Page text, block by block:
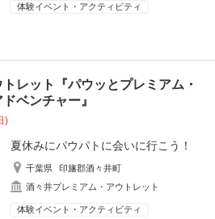
体験イベント・アクティビティ
レット『パウッとプレミアム・
ベンチャー』
)
夏休みにパウパトに会いに行こう！
千葉県
印旛郡酒々井町
酒々井プレミアム・アウトレット
体験イベント・アクティビティ